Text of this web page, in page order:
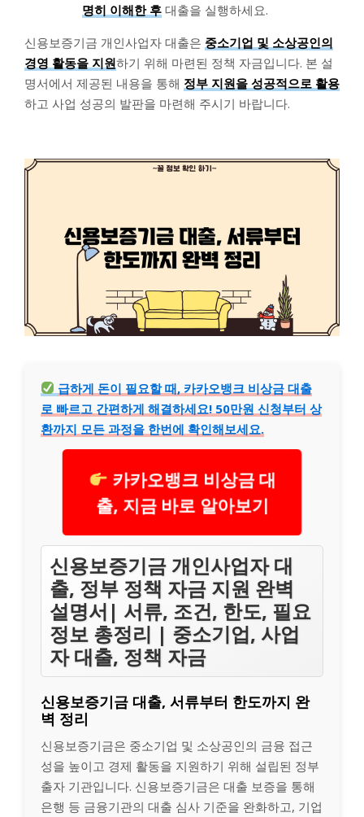
명히 이해한 후 대출을 실행하세요.
신용보증기금 개인사업자 대출은 중소기업 및 소상공인의
경영 활동을 지원하기 위해 마련된 정책 자금입니다. 본 설
명서에서 제공된 내용을 통해 정부 지원을 성공적으로 활용
하고 사업 성공의 발판을 마련해 주시기 바랍니다.
급하게 돈이 필요할 때, 카카오뱅크 비상금 대출
로 빠르고 간편하게 해결하세요! 50만원 신청부터 상
환까지 모든 과정을 한번에 확인해보세요.
카카오뱅크 비상금 대
출, 지금 바로 알아보기
신용보증기금 개인사업자 대
출, 정부 정책 자금 지원 완벽
설명서| 서류, 조건, 한도, 필요
정보 총정리 | 중소기업, 사업
자 대출, 정책 자금
신용보증기금 대출, 서류부터 한도까지 완
벽 정리
신용보증기금은 중소기업 및 소상공인의 금융 접근
성을 높이고 경제 활동을 지원하기 위해 설립된 정부
출자 기관입니다. 신용보증기금은 대출 보증을 통해
은행 등 금융기관의 대출 심사 기준을 완화하고, 기업